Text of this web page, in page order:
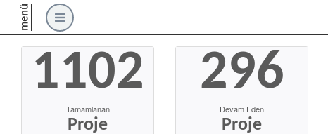
menü
1102
Tamamlanan
Proje
296
Devam Eden
Proje